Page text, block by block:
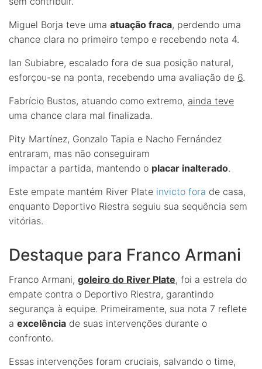
Miguel Borja teve uma atuação fraca, perdendo uma
chance clara no primeiro tempo e recebendo nota 4.
Ian Subiabre, escalado fora de sua posição natural,
esforçou-se na ponta, recebendo uma avaliação de 6.
Fabrício Bustos, atuando como extremo, ainda teve
uma chance clara mal finalizada.
Pity Martínez, Gonzalo Tapia e Nacho Fernández
entraram, mas não conseguiram
impactar a partida, mantendo o placar inalterado.
Este empate mantém River Plate invicto fora de casa,
enquanto Deportivo Riestra seguiu sua sequência sem
vitórias.
Destaque para Franco Armani
Franco Armani, goleiro do River Plate, foi a estrela do
empate contra o Deportivo Riestra, garantindo
segurança à equipe. Primeiramente, sua nota 7 reflete
a excelência de suas intervenções durante o
confronto.
Essas intervenções foram cruciais, salvando o time,